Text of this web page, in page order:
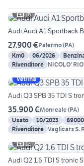
16
Audi Audi A1 Sportback
27.900 €Palermo(PA)
Km0
06/2026
Rivenditore NICOLO'
Vetrina
Audi Q3 SPB 35 TDI S
35.900 €Monreale(PA)
Usato
10/2023
Rivenditore Vaglicars S.
12
Audi Q2 1.6 TDI S tronic